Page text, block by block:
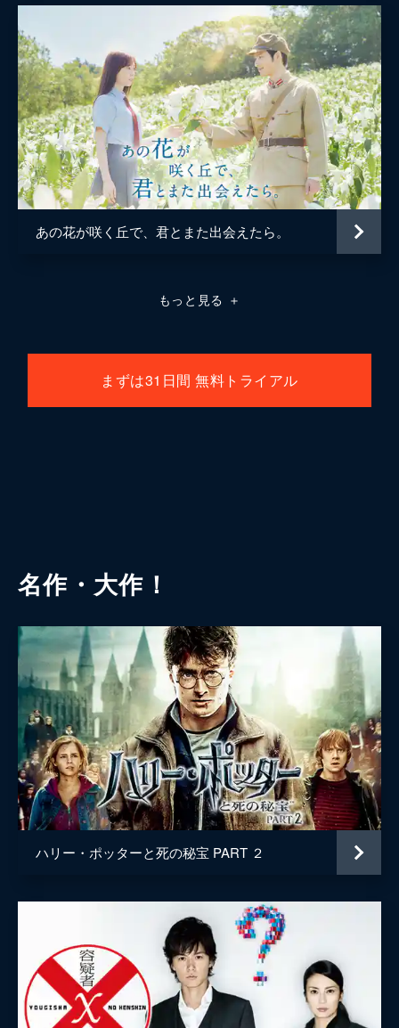
あの花が咲く丘で、君とまた出会えたら。
もっと見る ＋
まずは31日間 無料トライアル
名作・大作！
ハリー・ポッターと死の秘宝 PART ２